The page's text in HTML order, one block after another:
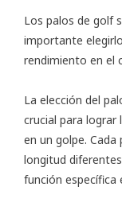
Los palos de golf
importante
rendimiento en el
La elección del
crucial para lograr
en un golpe.
longitud
función específica